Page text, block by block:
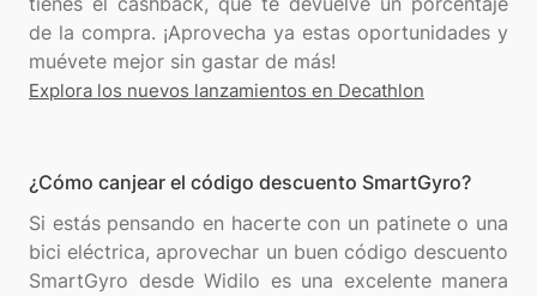
de la compra. ¡Aprovecha ya estas oportunidades y
Explora los nuevos lanzamientos en Decathlon
¿Cómo canjear el código descuento SmartGyro?
Si estás pensando en hacerte con un patinete o una
bici eléctrica, aprovechar un buen código descuento
SmartGyro desde Widilo es una excelente manera